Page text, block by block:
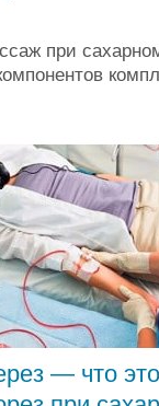
при
— что